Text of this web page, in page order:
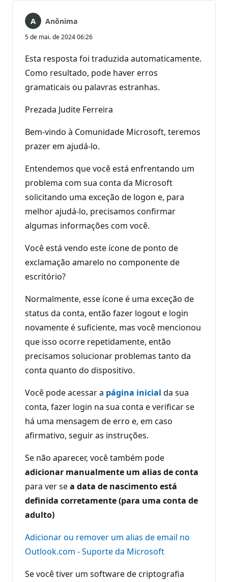
Anônima
5 de mai. de 2024 06:26
Esta resposta foi traduzida automaticamente.
Como resultado, pode haver erros
gramaticais ou palavras estranhas.
Prezada Judite Ferreira
Bem-vindo à Comunidade Microsoft, teremos
prazer em ajudá-lo.
Entendemos que você está enfrentando um
problema com sua conta da Microsoft
solicitando uma exceção de logon e, para
melhor ajudá-lo, precisamos confirmar
algumas informações com você.
Você está vendo este ícone de ponto de
exclamação amarelo no componente de
escritório?
Normalmente, esse ícone é uma exceção de
status da conta, então fazer logout e login
novamente é suficiente, mas você mencionou
que isso ocorre repetidamente, então
precisamos solucionar problemas tanto da
conta quanto do dispositivo.
Você pode acessar a página inicial da sua
conta, fazer login na sua conta e verificar se
há uma mensagem de erro e, em caso
afirmativo, seguir as instruções.
Se não aparecer, você também pode
adicionar manualmente um alias de conta
para ver sea data de nascimento está
definida corretamente (para uma conta de
adulto)
Adicionar ou remover um alias de email no
Outlook.com - Suporte da Microsoft
Se você tiver um software de criptografia